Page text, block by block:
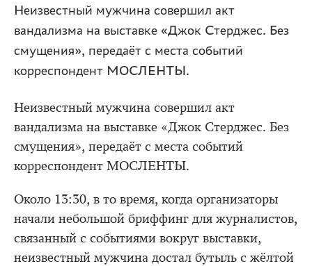
Неизвестный мужчина совершил акт
вандализма на выставке «Джок Стерджес. Без
смущения», передаёт с места событий
корреспондент МОСЛЕНТЫ.
Неизвестный мужчина совершил акт
вандализма на выставке «Джок Стерджес. Без
смущения», передаёт с места событий
корреспондент МОСЛЕНТЫ.
Около 13:30, в то время, когда организаторы
начали небольшой бриффинг для журналистов,
связанный с событиями вокруг выставки,
неизвестный мужчина достал бутыль с жёлтой